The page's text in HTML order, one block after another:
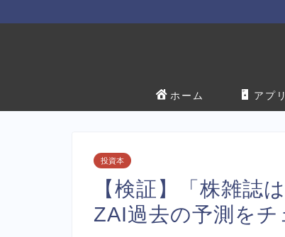
ホーム アプリ
投資本
【検証】「株雑誌
ZAI過去の予測をチ